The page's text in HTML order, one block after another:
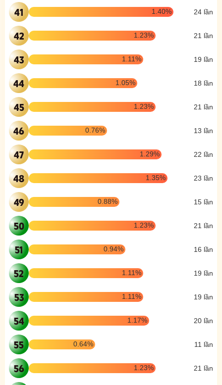
41 1.40% 24 lần
42 1.23% 21 lần
43 1.11% 19 lần
44 1.05% 18 lần
45 1.23% 21 lần
46 0.76% 13 lần
47 1.29% 22 lần
48 1.35% 23 lần
49 0.88% 15 lần
50 1.23% 21 lần
51 0.94% 16 lần
52 1.11% 19 lần
53 1.11% 19 lần
54 1.17% 20 lần
55 0.64% 11 lần
56 1.23% 21 lần